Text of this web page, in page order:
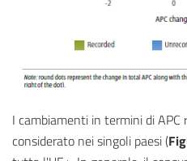
I cambiamenti in termini di
considerato nei singoli paesi (